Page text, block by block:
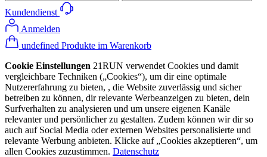
Kundendienst
Anmelden
undefined Produkte im Warenkorb
Cookie Einstellungen 21RUN verwendet Cookies und damit
vergleichbare Techniken („Cookies“), um dir eine optimale
Nutzererfahrung zu bieten, , die Website zuverlässig und sicher
betreiben zu können, dir relevante Werbeanzeigen zu bieten, dein
Surfverhalten zu analysieren und um unsere eigenen Kanäle
relevanter und persönlicher zu gestalten. Zudem können wir dir so
auch auf Social Media oder externen Websites personalisierte und
relevante Werbung anbieten. Klicke auf „Cookies akzeptieren“, um
allen Cookies zuzustimmen. Datenschutz